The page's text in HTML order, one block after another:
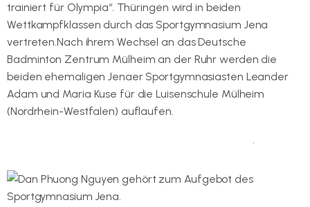
trainiert für Olympia“. Thüringen wird in beiden
Wettkampfklassen durch das Sportgymnasium Jena
vertreten.Nach ihrem Wechsel an das Deutsche
Badminton Zentrum Mülheim an der Ruhr werden die
beiden ehemaligen Jenaer Sportgymnasiasten Leander
Adam und Maria Kuse für die Luisenschule Mülheim
(Nordrhein-Westfalen) auflaufen.
Hier geht es zur Internetseite des Wettbewerbes.